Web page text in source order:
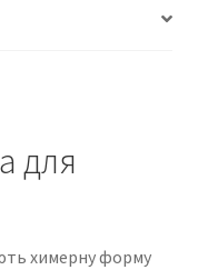
для
химерну форму